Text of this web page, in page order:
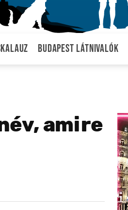
Budapest látnivalók
amire